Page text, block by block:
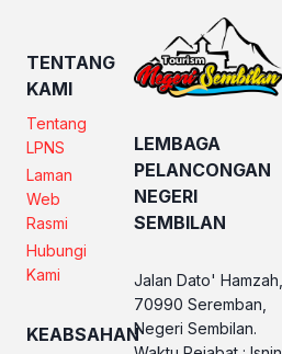
TENTANG
KAMI
Tentang
LPNS
Laman
Web
Rasmi
Hubungi
Kami
KEABSAHAN
LEMBAGA
PELANCONGAN
NEGERI
SEMBILAN
Jalan Dato' Hamzah,
70990 Seremban,
Negeri Sembilan.